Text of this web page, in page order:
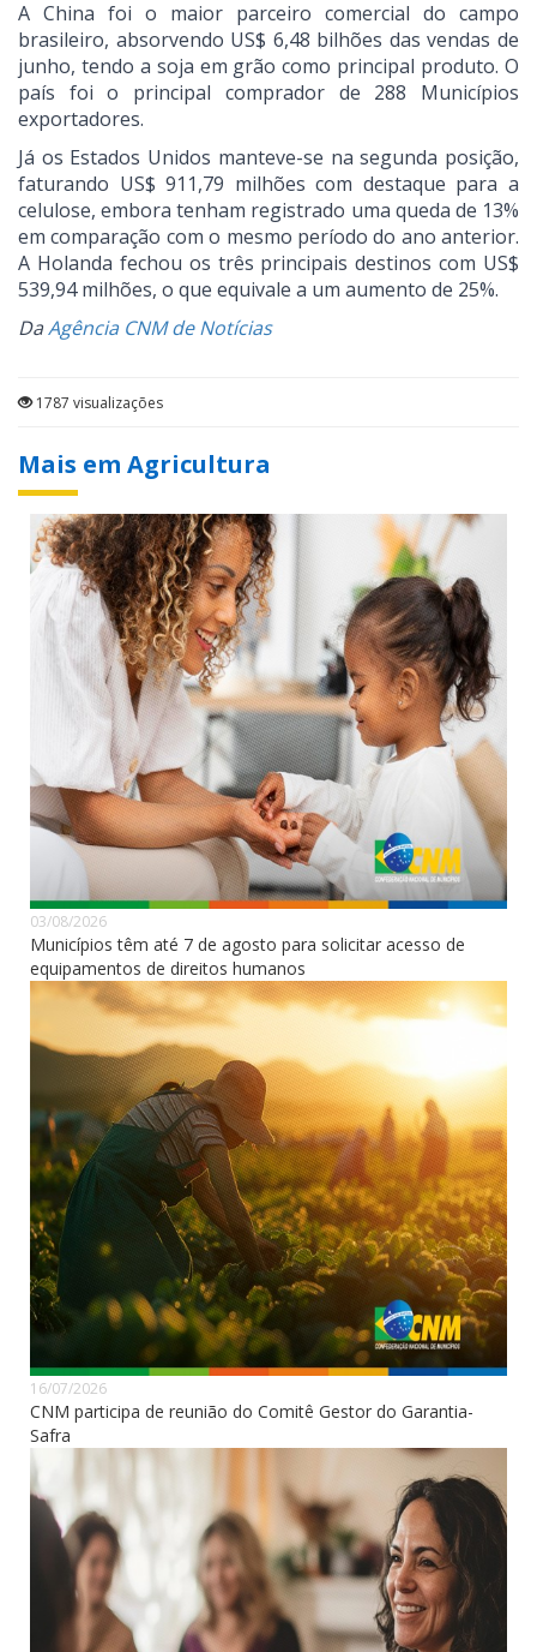
A China foi o maior parceiro comercial do campo
brasileiro, absorvendo US$ 6,48 bilhões das vendas de
junho, tendo a soja em grão como principal produto. O
país foi o principal comprador de 288 Municípios
exportadores.
Já os Estados Unidos manteve-se na segunda posição,
faturando US$ 911,79 milhões com destaque para a
celulose, embora tenham registrado uma queda de 13%
em comparação com o mesmo período do ano anterior.
A Holanda fechou os três principais destinos com US$
539,94 milhões, o que equivale a um aumento de 25%.
DaAgência CNM de Notícias
1787 visualizações
Mais em Agricultura
03/08/2026
Municípios têm até 7 de agosto para solicitar acesso de
equipamentos de direitos humanos
16/07/2026
CNM participa de reunião do Comitê Gestor do Garantia-
Safra